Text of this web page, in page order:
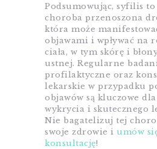
Podsumowując, syfilis to
choroba przenoszona
która może
objawami i wpływać na
ciała, w tym skórę i
ustnej. Regularne
profilaktyczne oraz
lekarskie w przypadku
objawów są kluczowe dla
wykrycia i skutecznego
Nie bagatelizuj tej
swoje zdrowie i umów
konsultację!